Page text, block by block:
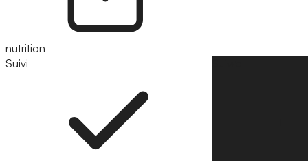
nutrition
Suivi